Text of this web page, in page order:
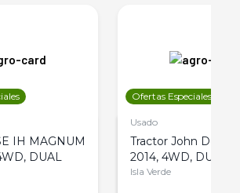
IH MAGNUM
DUAL
Ofertas Especiales
Usado
Tractor John Deere
2014, 4WD, DUAL
Isla Verde